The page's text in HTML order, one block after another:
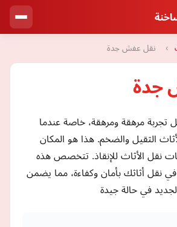
› نقل عفش جدة
جدة
تجربة مرهقة ومرهقة، خاصة عندما
الثقيل والضخم. هذا هو المكان
نقل الأثاث للإنقاذ. تتخصص هذه
نقل أثاثك بأمان وكفاءة، مما يضمن
في حالة جيدة